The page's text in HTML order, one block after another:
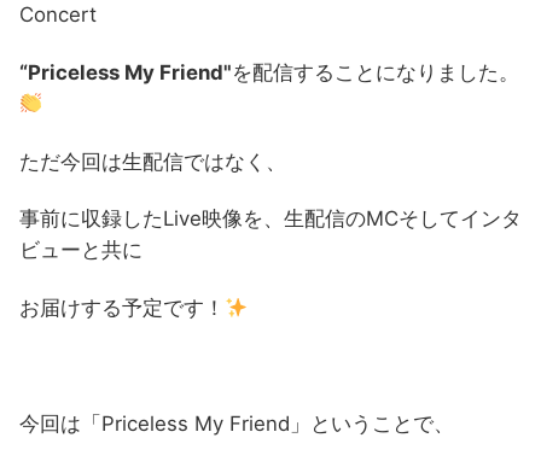
Concert
“Priceless My Friend"を配信することになりました。
ただ今回は生配信ではなく、
事前に収録したLive映像を、生配信のMCそしてインタ
ビューと共に
お届けする予定です！
今回は「Priceless My Friend」ということで、